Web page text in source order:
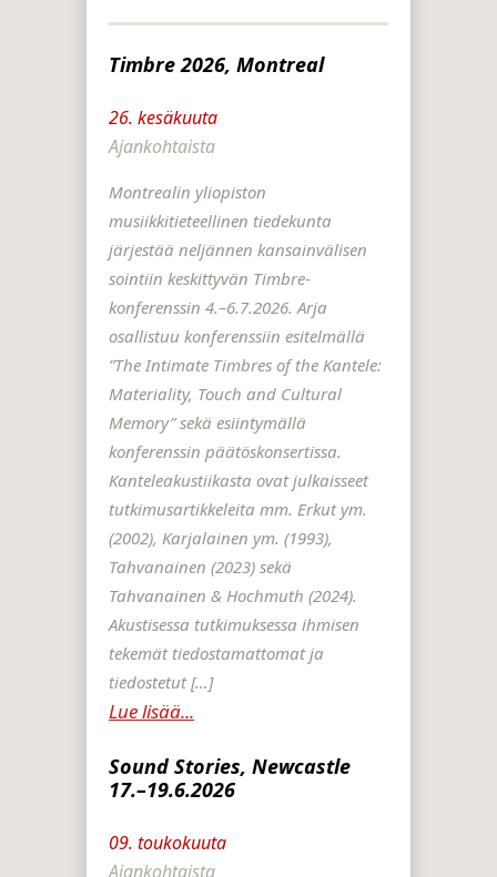
Timbre 2026, Montreal
26. kesäkuuta
Ajankohtaista
Montrealin yliopiston
musiikkitieteellinen tiedekunta
järjestää neljännen kansainvälisen
sointiin keskittyvän Timbre-
konferenssin 4.–6.7.2026. Arja
osallistuu konferenssiin esitelmällä
”The Intimate Timbres of the Kantele:
Materiality, Touch and Cultural
Memory” sekä esiintymällä
konferenssin päätöskonsertissa.
Kanteleakustiikasta ovat julkaisseet
tutkimusartikkeleita mm. Erkut ym.
(2002), Karjalainen ym. (1993),
Tahvanainen (2023) sekä
Tahvanainen & Hochmuth (2024).
Akustisessa tutkimuksessa ihmisen
tekemät tiedostamattomat ja
tiedostetut […]
Lue lisää...
Sound Stories, Newcastle
17.–19.6.2026
09. toukokuuta
Ajankohtaista